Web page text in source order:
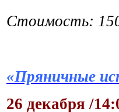
Стоимость:
«Пряничные
26 декабря /